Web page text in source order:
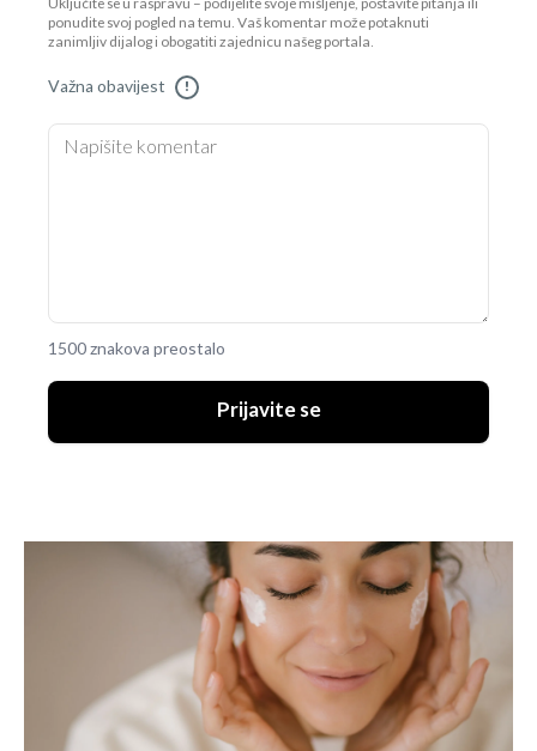
Uključite se u raspravu – podijelite svoje mišljenje, postavite pitanja ili
ponudite svoj pogled na temu. Vaš komentar može potaknuti
zanimljiv dijalog i obogatiti zajednicu našeg portala.
Važna obavijest !
1500 znakova preostalo
Prijavite se